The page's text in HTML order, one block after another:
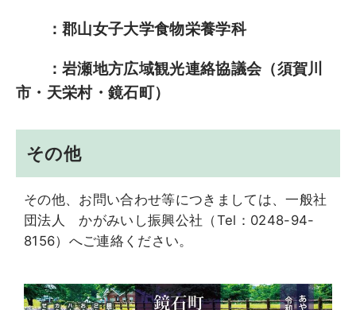
：郡山女子大学食物栄養学科
：岩瀬地方広域観光連絡協議会（須賀川
市・天栄村・鏡石町）
その他
その他、お問い合わせ等につきましては、一般社
団法人 かがみいし振興公社（Tel：0248-94-
8156）へご連絡ください。